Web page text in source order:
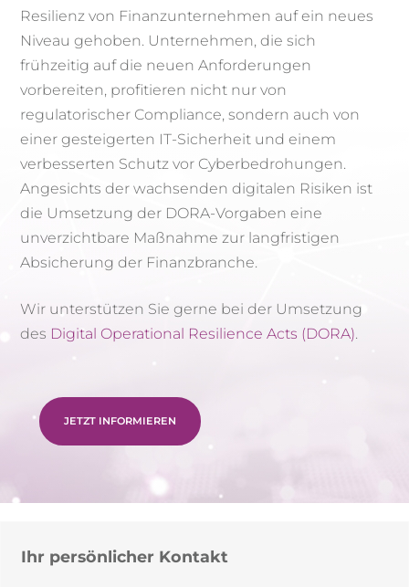
Resilienz von Finanzunternehmen auf ein neues
Niveau gehoben. Unternehmen, die sich
frühzeitig auf die neuen Anforderungen
vorbereiten, profitieren nicht nur von
regulatorischer Compliance, sondern auch von
einer gesteigerten IT-Sicherheit und einem
verbesserten Schutz vor Cyberbedrohungen.
Angesichts der wachsenden digitalen Risiken ist
die Umsetzung der DORA-Vorgaben eine
unverzichtbare Maßnahme zur langfristigen
Absicherung der Finanzbranche.
Wir unterstützen Sie gerne bei der Umsetzung
des Digital Operational Resilience Acts (DORA).
JETZT INFORMIEREN
Ihr persönlicher Kontakt